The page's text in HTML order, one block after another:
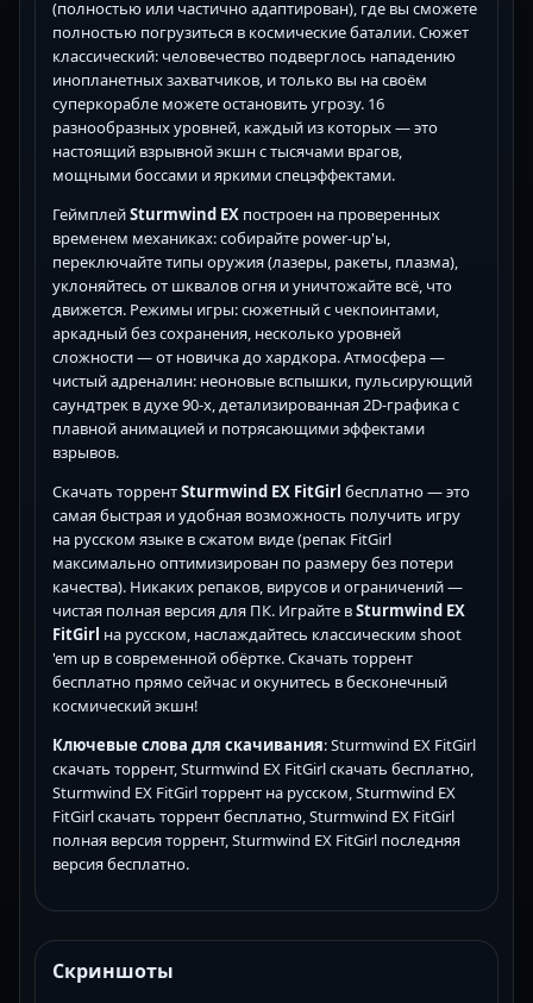
(полностью или частично адаптирован), где вы сможете
полностью погрузиться в космические баталии. Сюжет
классический: человечество подверглось нападению
инопланетных захватчиков, и только вы на своём
суперкорабле можете остановить угрозу. 16
разнообразных уровней, каждый из которых — это
настоящий взрывной экшн с тысячами врагов,
мощными боссами и яркими спецэффектами.
ГеймплейSturmwind EX построен на проверенных
временем механиках: собирайте power-up'ы,
переключайте типы оружия (лазеры, ракеты, плазма),
уклоняйтесь от шквалов огня и уничтожайте всё, что
движется. Режимы игры: сюжетный с чекпоинтами,
аркадный без сохранения, несколько уровней
сложности — от новичка до хардкора. Атмосфера —
чистый адреналин: неоновые вспышки, пульсирующий
саундтрек в духе 90-х, детализированная 2D-графика с
плавной анимацией и потрясающими эффектами
взрывов.
Скачать торрентSturmwind EX FitGirl бесплатно — это
самая быстрая и удобная возможность получить игру
на русском языке в сжатом виде (репак FitGirl
максимально оптимизирован по размеру без потери
качества). Никаких репаков, вирусов и ограничений —
чистая полная версия для ПК. Играйте вSturmwind EX
FitGirl на русском, наслаждайтесь классическим shoot
'em up в современной обёртке. Скачать торрент
бесплатно прямо сейчас и окунитесь в бесконечный
космический экшн!
Ключевые слова для скачивания: Sturmwind EX FitGirl
скачать торрент, Sturmwind EX FitGirl скачать бесплатно,
Sturmwind EX FitGirl торрент на русском, Sturmwind EX
FitGirl скачать торрент бесплатно, Sturmwind EX FitGirl
полная версия торрент, Sturmwind EX FitGirl последняя
версия бесплатно.
Скриншоты